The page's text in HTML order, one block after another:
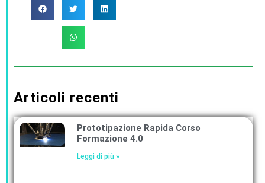
Articoli recenti
Prototipazione Rapida Corso
Formazione 4.0
Leggi di più »